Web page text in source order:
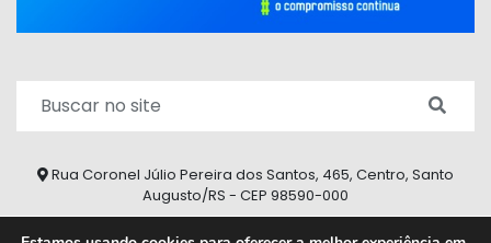
Rua Coronel Júlio Pereira dos Santos, 465, Centro, Santo
Augusto/RS - CEP 98590-000